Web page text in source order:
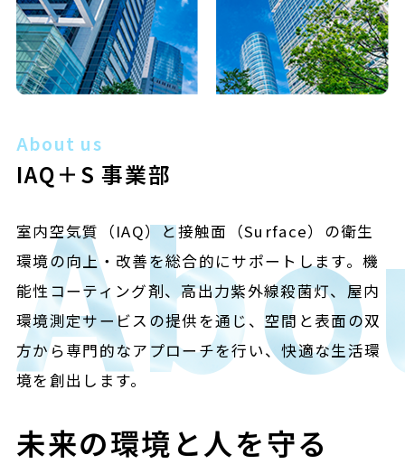
About us
IAQ＋S 事業部
室内空気質（IAQ）と接触面（Surface）の衛生
環境の向上・改善を総合的にサポートします。機
能性コーティング剤、高出力紫外線殺菌灯、屋内
環境測定サービスの提供を通じ、空間と表面の双
方から専門的なアプローチを行い、快適な生活環
境を創出します。
未来の環境と人を守る